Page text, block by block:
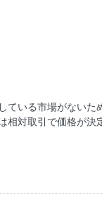
ている市場がないた
相対取引で価格が決